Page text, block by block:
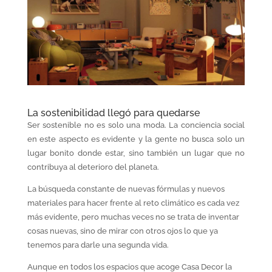
La sostenibilidad llegó para quedarse
Ser sostenible no es solo una moda. La conciencia social
en este aspecto es evidente y la gente no busca solo un
lugar bonito donde estar, sino también un lugar que no
contribuya al deterioro del planeta.
La búsqueda constante de nuevas fórmulas y nuevos
materiales para hacer frente al reto climático es cada vez
más evidente, pero muchas veces no se trata de inventar
cosas nuevas, sino de mirar con otros ojos lo que ya
tenemos para darle una segunda vida.
Aunque en todos los espacios que acoge Casa Decor la